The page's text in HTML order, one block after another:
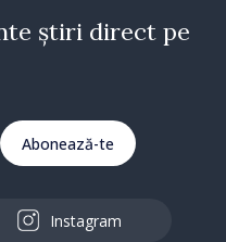
știri direct pe
Abonează-te
Instagram